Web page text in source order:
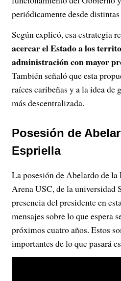
periódicamente desde
Según explicó, esa estrategia
acercar el Estado a los
administración con mayor
También señaló que esta
raíces caribeñas y a la idea de
más descentralizada.
Posesión de
Espriella
La posesión de Abelardo de la
Arena USC, de la universidad
presencia del presidente en
mensajes sobre lo que espera
próximos cuatro años. Estos
importantes de lo que pasará